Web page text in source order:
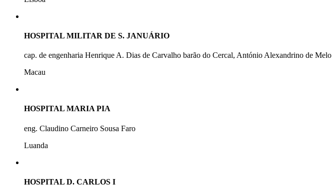
HOSPITAL MILITAR DE S. JANUÁRIO
cap. de engenharia Henrique A. Dias de Carvalho barão do Cercal, António Alexandrino de Melo
Macau
HOSPITAL MARIA PIA
eng. Claudino Carneiro Sousa Faro
Luanda
HOSPITAL D. CARLOS I